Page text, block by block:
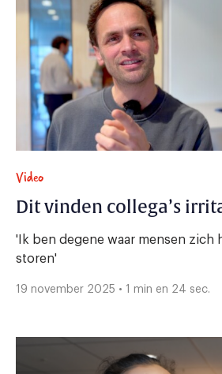
Video
Dit vinden collega’s
'Ik ben degene waar mensen zich
storen'
19 november 2025 • 1 min en 24 sec.